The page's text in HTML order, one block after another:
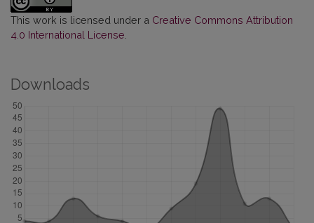
This work is licensed under a Creative Commons Attribution
4.0 International License
Downloads